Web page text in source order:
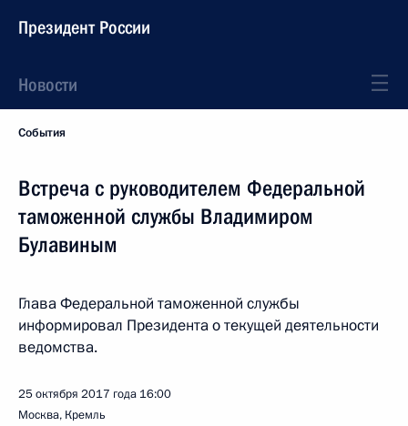
Президент России
Новости
События
Встреча с руководителем Федеральной
таможенной службы Владимиром
Булавиным
Глава Федеральной таможенной службы
информировал Президента о текущей деятельности
ведомства.
25 октября 2017 года 16:00
Москва, Кремль